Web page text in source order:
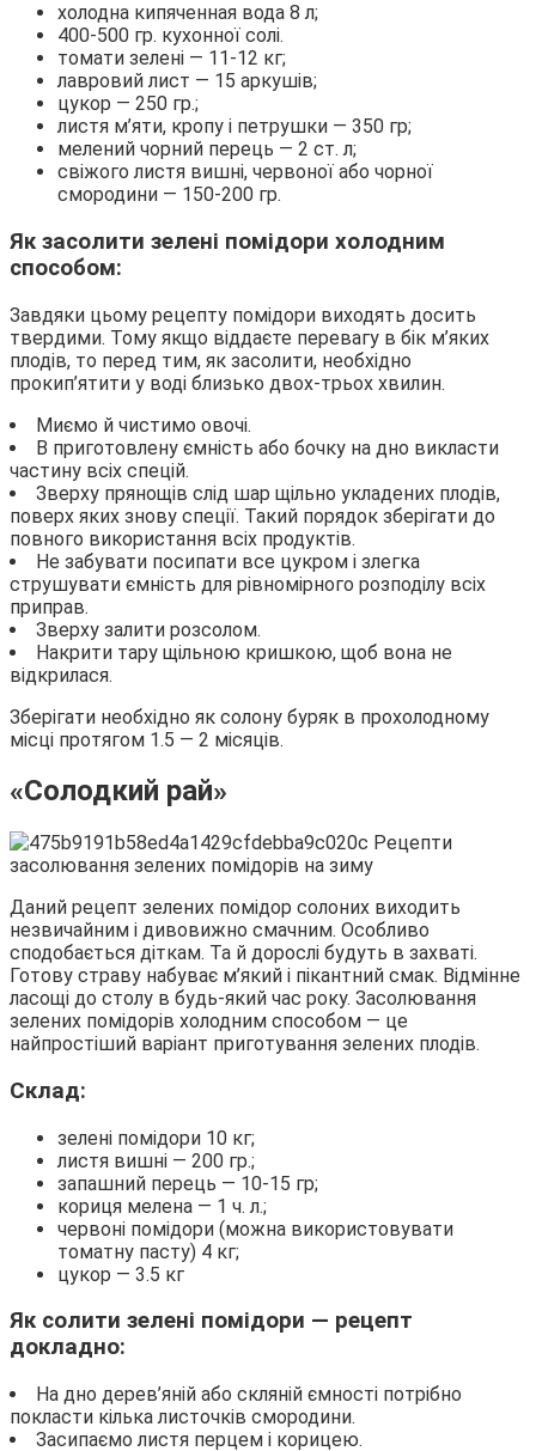
холодна кипяченная вода 8 л;
400-500 гр. кухонної солі.
томати зелені — 11-12 кг;
лавровий лист — 15 аркушів;
цукор — 250 гр.;
листя м’яти, кропу і петрушки — 350 гр;
мелений чорний перець — 2 ст. л;
свіжого листя вишні, червоної або чорної
смородини — 150-200 гр.
Як засолити зелені помідори холодним
способом:
Завдяки цьому рецепту помідори виходять досить
твердими. Тому якщо віддаєте перевагу в бік м’яких
плодів, то перед тим, як засолити, необхідно
прокип’ятити у воді близько двох-трьох хвилин.
Миємо й чистимо овочі.
В приготовлену ємність або бочку на дно викласти
частину всіх спецій.
Зверху прянощів слід шар щільно укладених плодів,
поверх яких знову спеції. Такий порядок зберігати до
повного використання всіх продуктів.
Не забувати посипати все цукром і злегка
струшувати ємність для рівномірного розподілу всіх
приправ.
Зверху залити розсолом.
Накрити тару щільною кришкою, щоб вона не
відкрилася.
Зберігати необхідно як солону буряк в прохолодному
місці протягом 1.5 — 2 місяців.
«Солодкий рай»
Даний рецепт зелених помідор солоних виходить
незвичайним і дивовижно смачним. Особливо
сподобається діткам. Та й дорослі будуть в захваті.
Готову страву набуває м’який і пікантний смак. Відмінне
ласощі до столу в будь-який час року. Засолювання
зелених помідорів холодним способом — це
найпростіший варіант приготування зелених плодів.
Склад:
зелені помідори 10 кг;
листя вишні — 200 гр.;
запашний перець — 10-15 гр;
кориця мелена — 1 ч. л.;
червоні помідори (можна використовувати
томатну пасту) 4 кг;
цукор — 3.5 кг
Як солити зелені помідори — рецепт
докладно:
На дно дерев’яній або скляній ємності потрібно
покласти кілька листочків смородини.
Засипаємо листя перцем і корицею.